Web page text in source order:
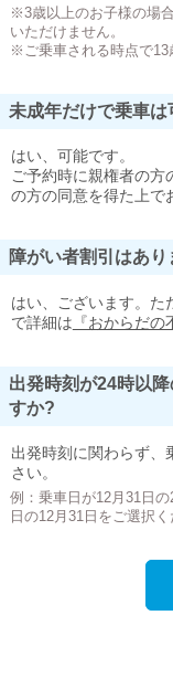
※3歳以上のお子様の場
いただけません。
※ご乗車される時点で13
未成年だけで乗車は
はい、可能です。
ご予約時に親権者の方
の方の同意を得た上で
障がい者割引はあり
はい、ございます。た
で詳細は 『おからだの
出発時刻が24時以
すか?
出発時刻に関わらず、
さい。
例：乗車日が12月31日
日の12月31日をご選択く